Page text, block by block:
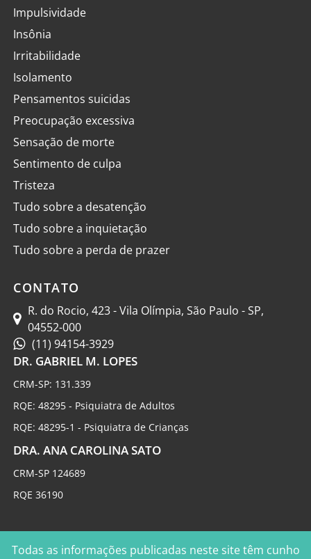
Impulsividade
Insônia
Irritabilidade
Isolamento
Pensamentos suicidas
Preocupação excessiva
Sensação de morte
Sentimento de culpa
Tristeza
Tudo sobre a desatenção
Tudo sobre a inquietação
Tudo sobre a perda de prazer
CONTATO
R. do Rocio, 423 - Vila Olímpia, São Paulo - SP,
04552-000
(11) 94154-3929
DR. GABRIEL M. LOPES
CRM-SP: 131.339
RQE: 48295 - Psiquiatra de Adultos
RQE: 48295-1 - Psiquiatra de Crianças
DRA. ANA CAROLINA SATO
CRM-SP 124689
RQE 36190
Todas as informações publicadas neste site têm cunho